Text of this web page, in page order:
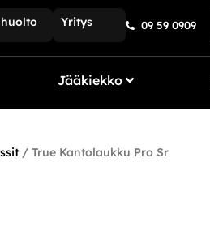
Yritys 09 59 0909
Jääkiekko
/ True Kantolaukku Pro Sr